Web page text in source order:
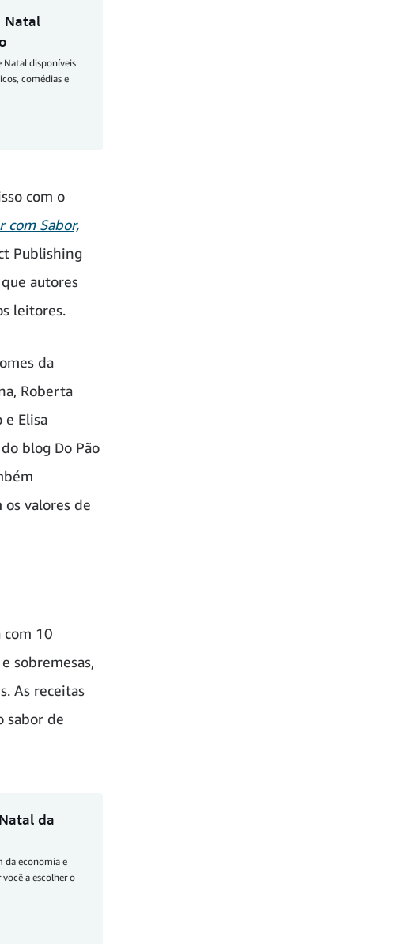
Natal
Natal disponíveis
comédias e
com o
com Sabor,
Publishing
autores
leitores.
da
Roberta
e Elisa
blog Do Pão
os valores de
com 10
sobremesas,
As receitas
sabor de
da
da economia e
a escolher o